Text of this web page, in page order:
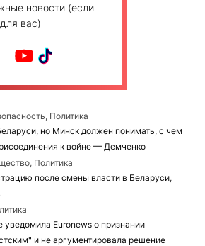
новости (если
вас)
Политика
но Минск должен понимать, с чем
к войне — Демченко
Политика
после смены власти в Беларуси,
уведомила Euronews о признании
и не аргументировала решение